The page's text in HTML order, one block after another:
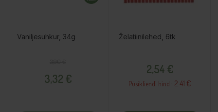
Vaniljesuhkur, 34g
3,32 €
Želatiinilehed, 6tk
2,54 €
Püsikliendi hind : 2.41 €